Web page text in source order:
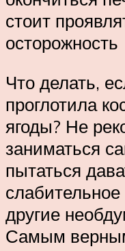
стоит
осторожность
Что делать,
проглотила
ягоды? Не
заниматься
пытаться
другие
Самым